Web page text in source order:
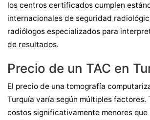
los centros certificados cumplen
internacionales de seguridad
radiólogos especializados para
de resultados.
Precio de un TAC en
El precio de una tomografía
Turquía varía según múltiples factores.
costos significativamente menores que